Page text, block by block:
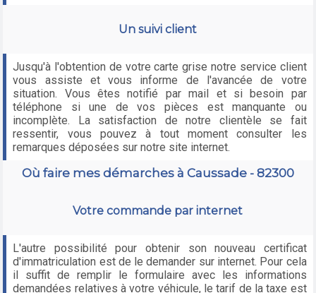
Un suivi client
Jusqu'à l'obtention de votre carte grise notre service client
vous assiste et vous informe de l'avancée de votre
situation. Vous êtes notifié par mail et si besoin par
téléphone si une de vos pièces est manquante ou
incomplète. La satisfaction de notre clientèle se fait
ressentir, vous pouvez à tout moment consulter les
remarques déposées sur notre site internet.
Où faire mes démarches à Caussade - 82300
Votre commande par internet
L'autre possibilité pour obtenir son nouveau certificat
d'immatriculation est de le demander sur internet. Pour cela
il suffit de remplir le formulaire avec les informations
demandées relatives à votre véhicule, le tarif de la taxe est